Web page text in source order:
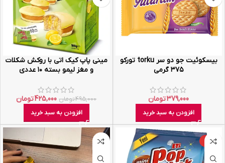
بیسکوئیت جو دو سر torku تورکو
۳۷۵ گرمی
379,000تومان
افزودن به سبد خرید
مینی پاپ کیک اتی با روکش شکلات
و مغز لیمو بسته ۱۰ عددی
495,000تومان 425,000تومان
افزودن به سبد خرید
-14%